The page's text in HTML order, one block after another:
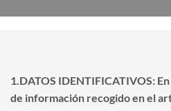
1.DATOS IDENTIFICATIVOS:
de información recogido en el